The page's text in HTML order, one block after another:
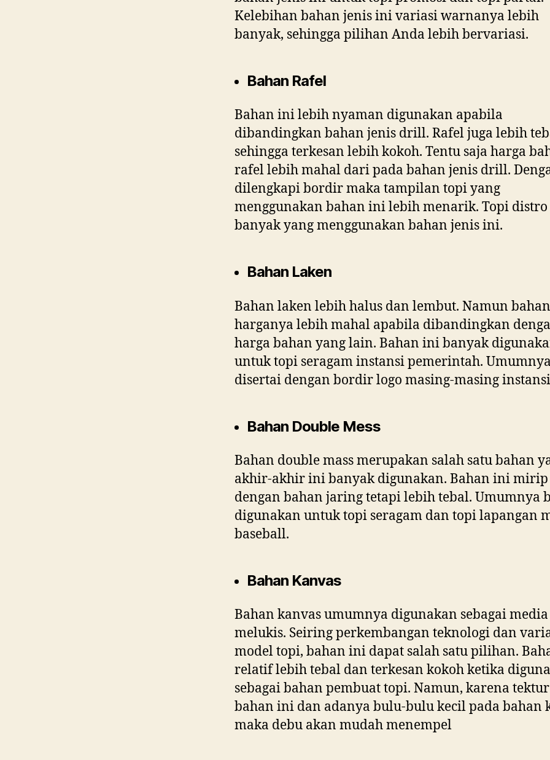
Kelebihan bahan jenis ini variasi warnanya lebih
banyak, sehingga pilihan Anda lebih bervariasi.
Bahan Rafel
Bahan ini lebih nyaman digunakan apabila
dibandingkan bahan jenis drill. Rafel juga lebih
sehingga terkesan lebih kokoh. Tentu saja harga
rafel lebih mahal dari pada bahan jenis drill.
dilengkapi bordir maka tampilan topi yang
menggunakan bahan ini lebih menarik. Topi distro
banyak yang menggunakan bahan jenis ini.
Bahan Laken
Bahan laken lebih halus dan lembut. Namun
harganya lebih mahal apabila dibandingkan
harga bahan yang lain. Bahan ini banyak
untuk topi seragam instansi pemerintah. Umumnya
disertai dengan bordir logo masing-masing
Bahan Double Mess
Bahan double mass merupakan salah satu bahan
akhir-akhir ini banyak digunakan. Bahan ini mirip
dengan bahan jaring tetapi lebih tebal. Umumnya
digunakan untuk topi seragam dan topi lapangan
baseball.
Bahan Kanvas
Bahan kanvas umumnya digunakan sebagai media
melukis. Seiring perkembangan teknologi dan
model topi, bahan ini dapat salah satu pilihan.
relatif lebih tebal dan terkesan kokoh ketika
sebagai bahan pembuat topi. Namun, karena tektur
bahan ini dan adanya bulu-bulu kecil pada bahan
maka debu akan mudah menempel